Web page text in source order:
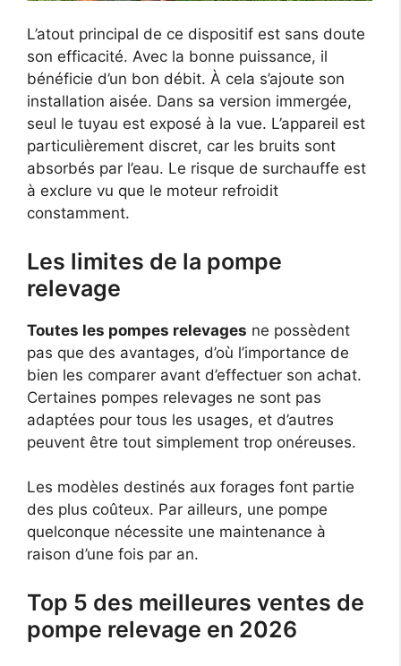
L’atout principal de ce dispositif est sans doute
son efficacité. Avec la bonne puissance, il
bénéficie d’un bon débit. À cela s’ajoute son
installation aisée. Dans sa version immergée,
seul le tuyau est exposé à la vue. L’appareil est
particulièrement discret, car les bruits sont
absorbés par l’eau. Le risque de surchauffe est
à exclure vu que le moteur refroidit
constamment.
Les limites de la pompe
relevage
Toutes les pompes relevages ne possèdent
pas que des avantages, d’où l’importance de
bien les comparer avant d’effectuer son achat.
Certaines pompes relevages ne sont pas
adaptées pour tous les usages, et d’autres
peuvent être tout simplement trop onéreuses.
Les modèles destinés aux forages font partie
des plus coûteux. Par ailleurs, une pompe
quelconque nécessite une maintenance à
raison d’une fois par an.
Top 5 des meilleures ventes de
pompe relevage en 2026